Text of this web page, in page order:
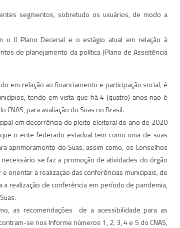
segmentos, sobretudo os usuários, de modo a
o II Plano Decenal e o estágio atual em relação à
de planejamento da política (Plano de Assistência
em relação ao financiamento e participação social, é
tendo em vista que há 4 (quatro) anos não é
para avaliação do Suas no Brasil.
em decorrência do pleito eleitoral do ano de 2020
o ente federado estadual tem como uma de suas
aprimoramento do Suas, assim como, os Conselhos
se faz a promoção de atividades do órgão
orientar a realização das conferências municipais, de
realização de conferência em período de pandemia,
as recomendações de a acessibilidade para as
se nos Informe números 1, 2, 3, 4 e 5 do CNAS,